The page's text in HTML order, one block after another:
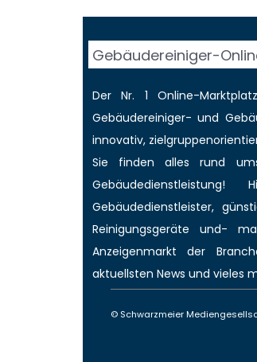
Gebäudereiniger-
Der Nr. 1 Online-
Gebäudereiniger- und
innovativ,
Sie finden alles rund
Gebäudedienstleister,
Reinigungsgeräte und-
Anzeigenmarkt der
aktuellsten News und vieles
© Schwarzmeier